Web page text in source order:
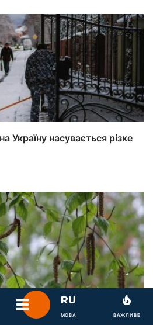
Україну насувається різке
зі снігом:
МОВА ВАЖЛИВЕ